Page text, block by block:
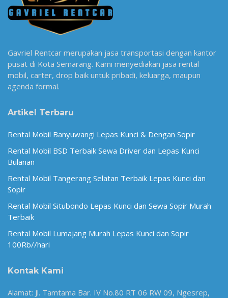
Gavriel Rentcar merupakan jasa transportasi dengan kantor
pusat di Kota Semarang. Kami menyediakan jasa rental
mobil, carter, drop baik untuk pribadi, keluarga, maupun
agenda formal.
Artikel Terbaru
Rental Mobil Banyuwangi Lepas Kunci & Dengan Sopir
Rental Mobil BSD Terbaik Sewa Driver dan Lepas Kunci
Bulanan
Rental Mobil Tangerang Selatan Terbaik Lepas Kunci dan
Sopir
Rental Mobil Situbondo Lepas Kunci dan Sewa Sopir Murah
Terbaik
Rental Mobil Lumajang Murah Lepas Kunci dan Sopir
100Rb//hari
Kontak Kami
Alamat: Jl. Tamtama Bar. IV No.80 RT 06 RW 09, Ngesrep,